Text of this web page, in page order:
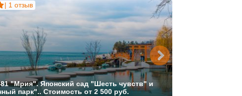
"Мрия". Японский сад "Шесть чувств" и
парк"..Стоимость от 2 500 руб.
| 1 отзыв